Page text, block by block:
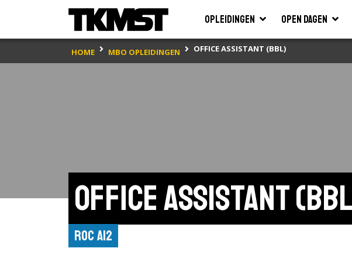
Opleidingen Open dagen
HOME MBO OPLEIDINGEN OFFICE ASSISTANT (BBL)
Office assistant
ROC A12